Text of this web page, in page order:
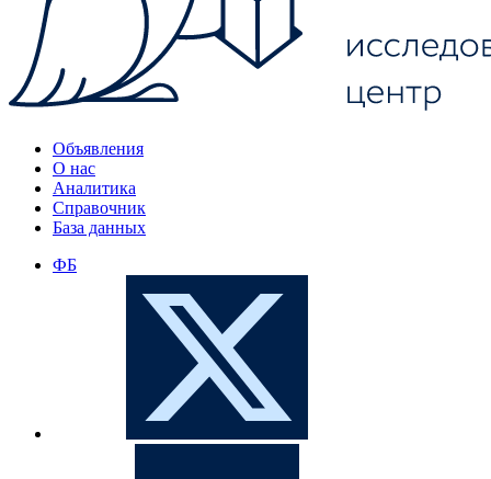
Объявления
О нас
Аналитика
Справочник
База данных
ФБ